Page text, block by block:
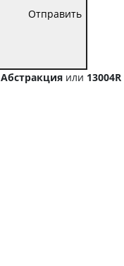
Отправить
Абстракция или 13004R